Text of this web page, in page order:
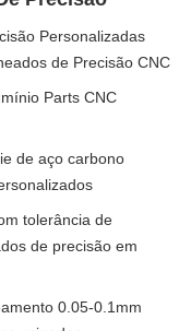
Personalizadas
de Precisão CNC
Parts CNC
de aço carbono
tolerância de
de precisão em
0.05-0.1mm